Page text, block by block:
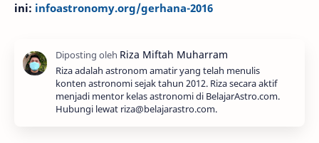
ini: infoastronomy.org/gerhana-2016
Riza adalah astronom amatir yang telah menulis
konten astronomi sejak tahun 2012. Riza secara aktif
menjadi mentor kelas astronomi di BelajarAstro.com.
Hubungi lewat riza@belajarastro.com.